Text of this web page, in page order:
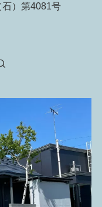
）第4081号